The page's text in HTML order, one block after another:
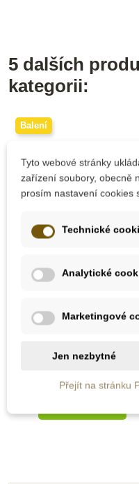
5 dalších
kategorii:
Balení
Doporučené
Na dotaz
batole 10-12 měsíců
Tyto webové stránky
zařízení soubory, obecně
prosím nastavení cookies
Technické
Analytické
Marketingové
Jen nezbytné
Přejít na stránku